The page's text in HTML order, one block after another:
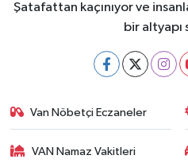
Şatafattan kaçınıyor ve
bir altyapı
Van Nöbetçi Eczaneler
VAN Namaz Vakitleri